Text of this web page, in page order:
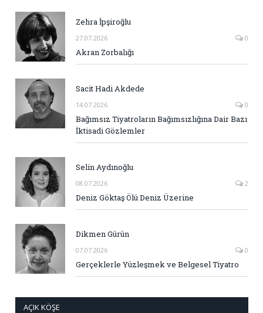
Zehra İpşiroğlu
27.07.2026 0
Akran Zorbalığı
Sacit Hadi Akdede
14.07.2026 0
Bağımsız Tiyatroların Bağımsızlığına Dair Bazı
İktisadi Gözlemler
Selin Aydınoğlu
08.07.2026 2
Deniz Göktaş Ölü Deniz Üzerine
Dikmen Gürün
07.07.2026 0
Gerçeklerle Yüzleşmek ve Belgesel Tiyatro
AÇIK KÖŞE